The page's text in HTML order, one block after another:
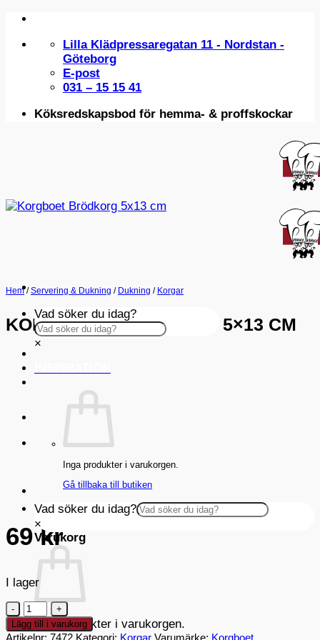
Skip
content
Lilla Klädpressaregatan 11 - Nordstan -
Göteborg
E-post
031 – 15 15 41
Köksredskapsbod för hemma- & proffskockar
Vad söker du idag?
×
Inga produkter i varukorgen.
Gå tillbaka till butiken
Vad söker du idag?
×
Varukorg
Inga produkter i varukorgen.
Hem / Servering & Dukning / Dukning / Korgar
KORGBOET BRÖDKORG 5×13 CM
69kr
I lager
Korgboet
Brödkorg
5x13
Lägg till i varukorg